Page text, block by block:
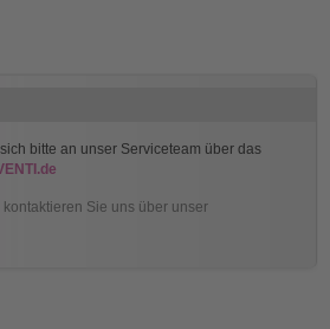
bitte an unser Serviceteam über das
Sie uns über unser